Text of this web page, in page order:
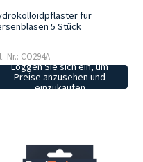
für
5 Stück
Nr.: CO294A
Loggen Sie sich ein, um
Preise anzusehen und
einzukaufen